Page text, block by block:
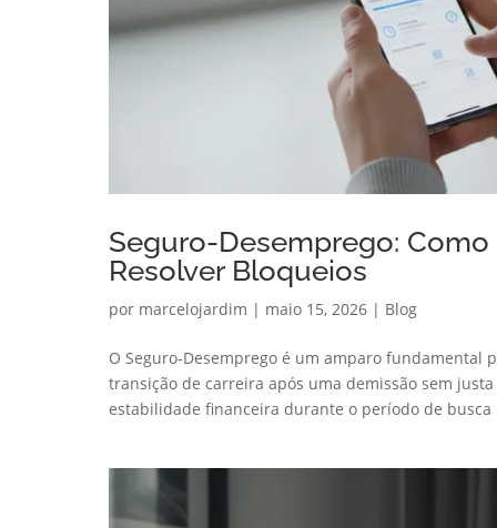
Seguro-Desemprego: Como
Resolver Bloqueios
por marcelojardim | maio 15, 2026 | Blog
O Seguro-Desemprego é um amparo
transição de carreira após uma demissão sem
estabilidade financeira durante o período de busca